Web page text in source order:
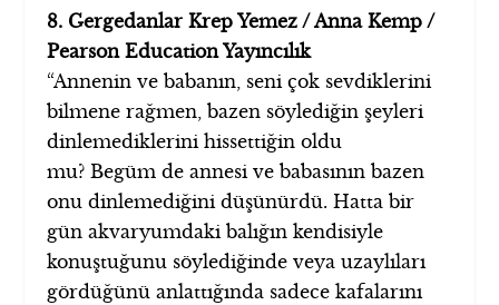
8. Gergedanlar Krep Yemez / Anna Kemp /
Pearson Education Yayıncılık
“Annenin ve babanın, seni çok sevdiklerini
bilmene rağmen, bazen söylediğin şeyleri
dinlemediklerini hissettiğin oldu
mu? Begüm de annesi ve babasının bazen
onu dinlemediğini düşünürdü. Hatta bir
gün akvaryumdaki balığın kendisiyle
konuştuğunu söylediğinde veya uzaylıları
gördüğünü anlattığında sadece kafalarını